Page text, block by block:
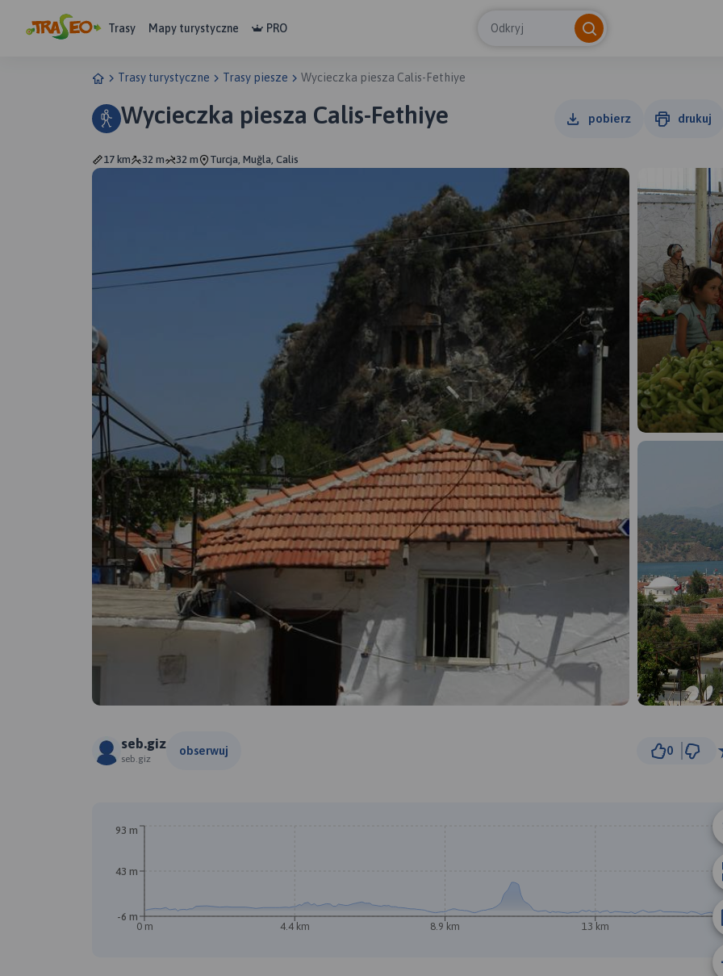
Trasy Mapy turystyczne PRO Odkryj
Trasy turystyczne Trasy piesze Wycieczka piesza Calis-Fethiye
Wycieczka piesza Calis-Fethiye pobierz drukuj
17 km 32 m 32 m Turcja, Muğla, Calis
seb.giz
seb.giz
obserwuj 0
0 m 4.4 km 8.9 km 13 km
-6 m
43 m
93 m